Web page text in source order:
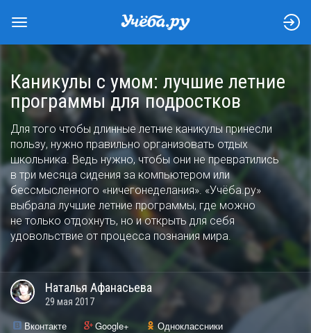
Каникулы с умом: лучшие летние
программы для подростков
Для того чтобы длинные летние каникулы принесли
пользу, нужно правильно организовать отдых
школьника. Ведь нужно, чтобы они не превратились
в три месяца сидения за компьютером или
бессмысленного «ничегонеделания». «Учёба.ру»
выбрала лучшие летние программы, где можно
не только отдохнуть, но и открыть для себя
удовольствие от процесса познания мира.
Наталья Афанасьева
29 мая 2017
Вконтакте Google+
Одноклассники